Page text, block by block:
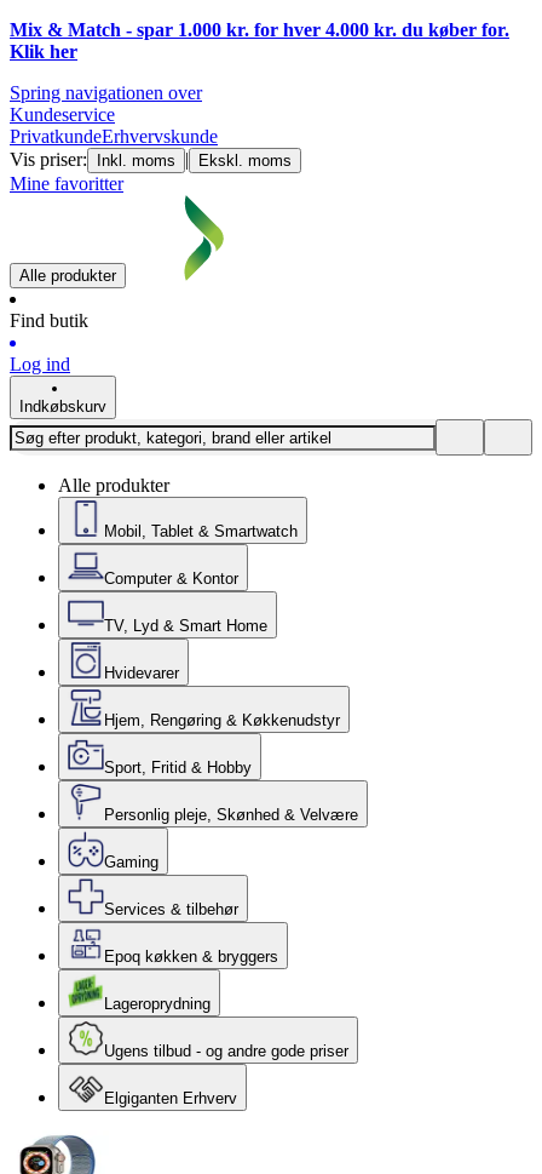
Mix & Match - spar 1.000 kr. for hver 4.000 kr. du køber for.
Klik her
Spring navigationen over
Kundeservice
PrivatkundeErhvervskunde
Vis priser:
Inkl. moms | Ekskl. moms
Mine favoritter
Alle produkter
Find butik
Log ind
Indkøbskurv
Alle produkter
Mobil, Tablet & Smartwatch
Computer & Kontor
TV, Lyd & Smart Home
Hvidevarer
Hjem, Rengøring & Køkkenudstyr
Sport, Fritid & Hobby
Personlig pleje, Skønhed & Velvære
Gaming
Services & tilbehør
Epoq køkken & bryggers
Lageroprydning
Ugens tilbud - og andre gode priser
Elgiganten Erhverv